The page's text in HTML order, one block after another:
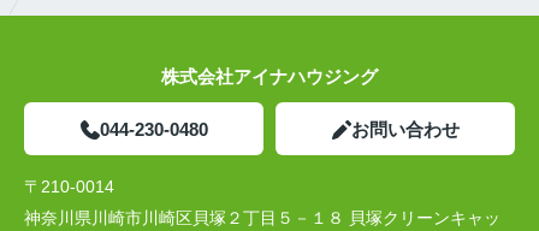
株式会社アイナハウジング
044-230-0480 お問い合わせ
〒210-0014
神奈川県川崎市川崎区貝塚２丁目５－１８ 貝塚クリーンキャッ